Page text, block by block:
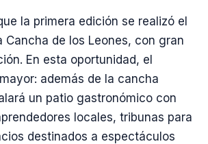
la primera edición se realizó el
Cancha de los Leones, con gran
En esta oportunidad, el
además de la cancha
un patio gastronómico con
locales, tribunas para
destinados a espectáculos